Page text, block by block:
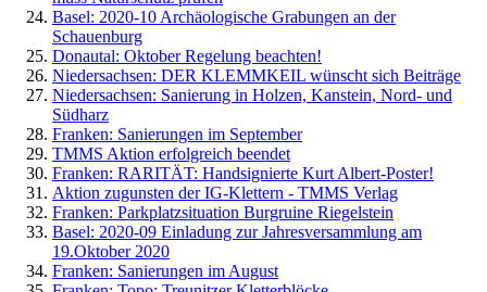
Basel: 2020-10 Archäologische Grabungen an der
Schauenburg
Donautal: Oktober Regelung beachten!
Niedersachsen: DER KLEMMKEIL wünscht sich Beiträge
Niedersachsen: Sanierung in Holzen, Kanstein, Nord- und
Südharz
Franken: Sanierungen im September
TMMS Aktion erfolgreich beendet
Franken: RARITÄT: Handsignierte Kurt Albert-Poster!
Aktion zugunsten der IG-Klettern - TMMS Verlag
Franken: Parkplatzsituation Burgruine Riegelstein
Basel: 2020-09 Einladung zur Jahresversammlung am
19.Oktober 2020
Franken: Sanierungen im August